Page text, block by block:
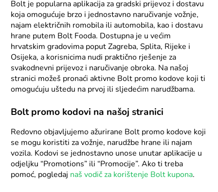
Bolt je popularna aplikacija za gradski prijevoz i dostavu
koja omogućuje brzo i jednostavno naručivanje vožnje,
najam električnih romobila ili automobila, kao i dostavu
hrane putem Bolt Fooda. Dostupna je u većim
hrvatskim gradovima poput Zagreba, Splita, Rijeke i
Osijeka, a korisnicima nudi praktično rješenje za
svakodnevni prijevoz i naručivanje obroka. Na našoj
stranici možeš pronaći aktivne Bolt promo kodove koji ti
omogućuju uštedu na prvoj ili sljedećim narudžbama.
Bolt promo kodovi na našoj stranici
Redovno objavljujemo ažurirane Bolt promo kodove koji
se mogu koristiti za vožnje, narudžbe hrane ili najam
vozila. Kodovi se jednostavno unose unutar aplikacije u
odjeljku “Promotions” ili “Promocije”. Ako ti treba
pomoć, pogledaj naš vodič za korištenje Bolt kupona.